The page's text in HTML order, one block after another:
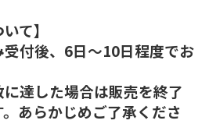
て】
付後、6日～10日程度でお
達した場合は販売を終了
あらかじめご了承くださ